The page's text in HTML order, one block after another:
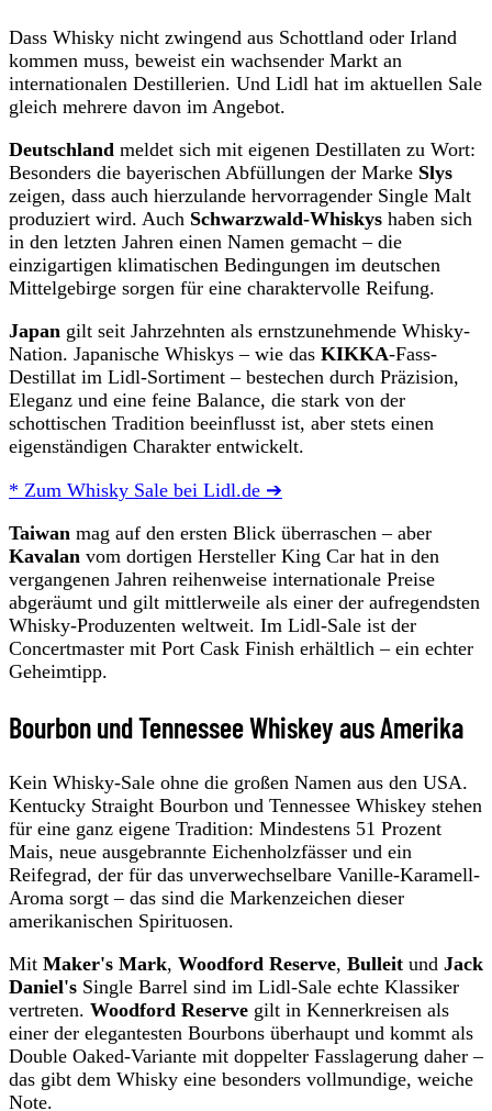
Dass Whisky nicht zwingend aus Schottland oder Irland
kommen muss, beweist ein wachsender Markt an
internationalen Destillerien. Und Lidl hat im aktuellen Sale
gleich mehrere davon im Angebot.
Deutschland meldet sich mit eigenen Destillaten zu Wort:
Besonders die bayerischen Abfüllungen der Marke Slys
zeigen, dass auch hierzulande hervorragender Single Malt
produziert wird. Auch Schwarzwald-Whiskys haben sich
in den letzten Jahren einen Namen gemacht – die
einzigartigen klimatischen Bedingungen im deutschen
Mittelgebirge sorgen für eine charaktervolle Reifung.
Japan gilt seit Jahrzehnten als ernstzunehmende Whisky-
Nation. Japanische Whiskys – wie das KIKKA-Fass-
Destillat im Lidl-Sortiment – bestechen durch Präzision,
Eleganz und eine feine Balance, die stark von der
schottischen Tradition beeinflusst ist, aber stets einen
eigenständigen Charakter entwickelt.
* Zum Whisky Sale bei Lidl.de ➔
Taiwan mag auf den ersten Blick überraschen – aber
Kavalan vom dortigen Hersteller King Car hat in den
vergangenen Jahren reihenweise internationale Preise
abgeräumt und gilt mittlerweile als einer der aufregendsten
Whisky-Produzenten weltweit. Im Lidl-Sale ist der
Concertmaster mit Port Cask Finish erhältlich – ein echter
Geheimtipp.
Bourbon und Tennessee Whiskey aus Amerika
Kein Whisky-Sale ohne die großen Namen aus den USA.
Kentucky Straight Bourbon und Tennessee Whiskey stehen
für eine ganz eigene Tradition: Mindestens 51 Prozent
Mais, neue ausgebrannte Eichenholzfässer und ein
Reifegrad, der für das unverwechselbare Vanille-Karamell-
Aroma sorgt – das sind die Markenzeichen dieser
amerikanischen Spirituosen.
Mit Maker's Mark, Woodford Reserve, Bulleit und Jack
Daniel's Single Barrel sind im Lidl-Sale echte Klassiker
vertreten. Woodford Reserve gilt in Kennerkreisen als
einer der elegantesten Bourbons überhaupt und kommt als
Double Oaked-Variante mit doppelter Fasslagerung daher –
das gibt dem Whisky eine besonders vollmundige, weiche
Note.